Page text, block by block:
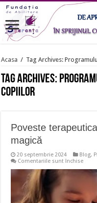
Acasa / Tag Archives:
Tag Archives:
copiilor
Poveste
magică
20 septembrie 2024 Blog,
Comentariile sunt închisepentru